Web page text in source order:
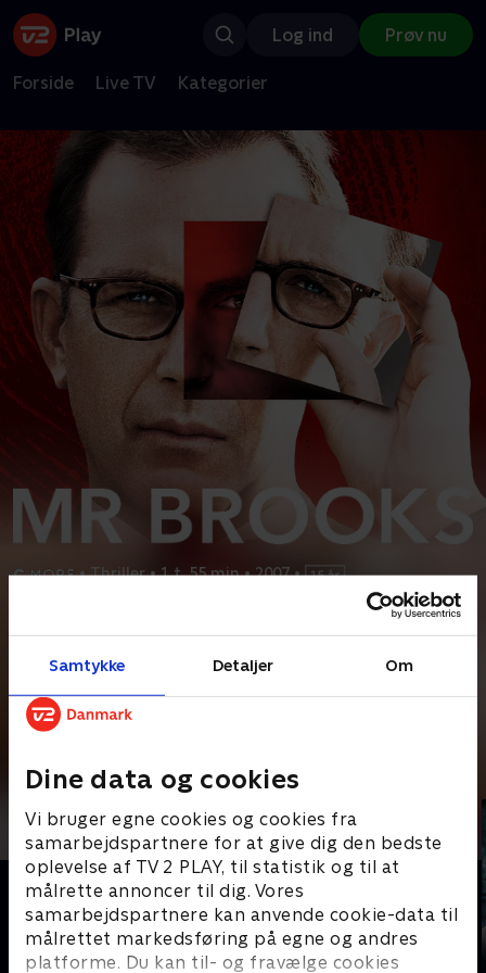
Samtykke Detaljer Om
Dine data og cookies
Vi bruger egne cookies og cookies fra
samarbejdspartnere for at give dig den bedste
oplevelse af TV 2 PLAY, til statistik og til at
målrette annoncer til dig. Vores
samarbejdspartnere kan anvende cookie-data til
målrettet markedsføring på egne og andres
platforme. Du kan til- og fravælge cookies
Log ind Prøv nu
Forside Live TV Kategorier
• Thriller • 1 t. 55 min • 2007 •
Earl Brooks er en succesfuld forretningsmand men bag det
pæne ydre gemmer sig en seriemorder. Han
Prøv TV 2 Play*
*Kræver pakken Basis. Administrer dit abonnement på Mit TV 2.
Andre så også